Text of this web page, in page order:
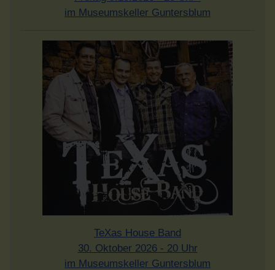
im Museumskeller Guntersblum
TeXas House Band
30. Oktober 2026 - 20 Uhr
im Museumskeller Guntersblum